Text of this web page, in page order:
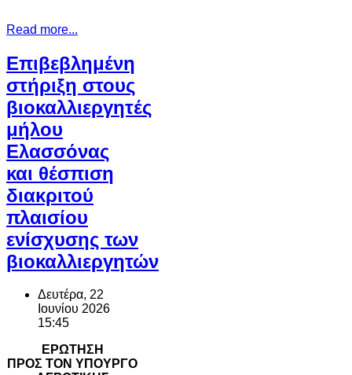
Read more...
Επιβεβλημένη
στήριξη στους
βιοκαλλιεργητές
μήλου
Ελασσόνας
και θέσπιση
διακριτού
πλαισίου
ενίσχυσης των
βιοκαλλιεργητών
Δευτέρα, 22
Ιουνίου 2026
15:45
ΕΡΩΤΗΣΗ
ΠΡΟΣ ΤΟΝ ΥΠΟΥΡΓΟ